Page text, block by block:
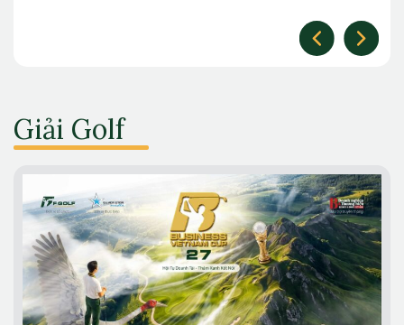
Giải Golf